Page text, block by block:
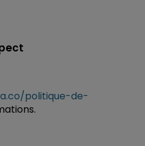
politique-de-